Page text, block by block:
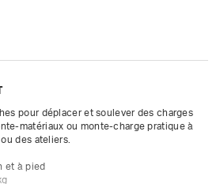
pour déplacer et soulever des charges
matériaux ou monte-charge pratique à
des ateliers.
et à pied